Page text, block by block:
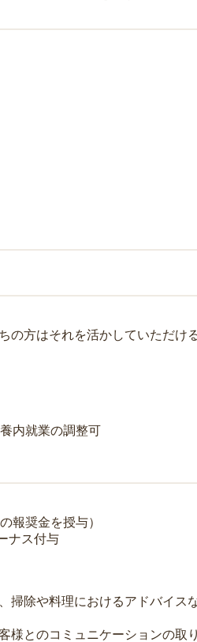
の方はそれを活かしていただけ
内就業の調整可
報奨金を授与）
ナス付与
掃除や料理におけるアドバイス
様とのコミュニケーションの